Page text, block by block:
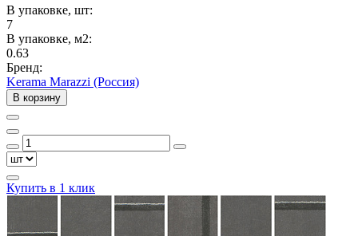
В упаковке, шт:
7
В упаковке, м2:
0.63
Бренд:
Kerama Marazzi (Россия)
В корзину
Купить в 1 клик